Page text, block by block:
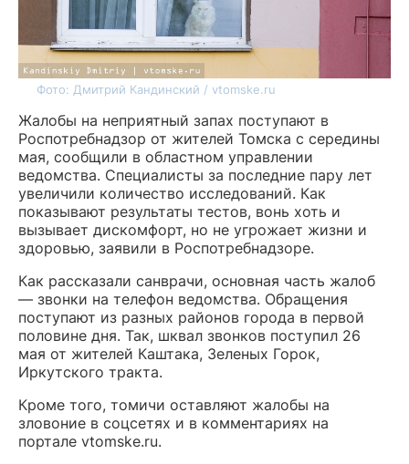
Фото: Дмитрий Кандинский / vtomske.ru
Жалобы на неприятный запах поступают в
Роспотребнадзор от жителей Томска с середины
мая, сообщили в областном управлении
ведомства. Специалисты за последние пару лет
увеличили количество исследований. Как
показывают результаты тестов, вонь хоть и
вызывает дискомфорт, но не угрожает жизни и
здоровью, заявили в Роспотребнадзоре.
Как рассказали санврачи, основная часть жалоб
— звонки на телефон ведомства. Обращения
поступают из разных районов города в первой
половине дня. Так, шквал звонков поступил 26
мая от жителей Каштака, Зеленых Горок,
Иркутского тракта.
Кроме того, томичи оставляют жалобы на
зловоние в соцсетях и в комментариях на
портале vtomske.ru.